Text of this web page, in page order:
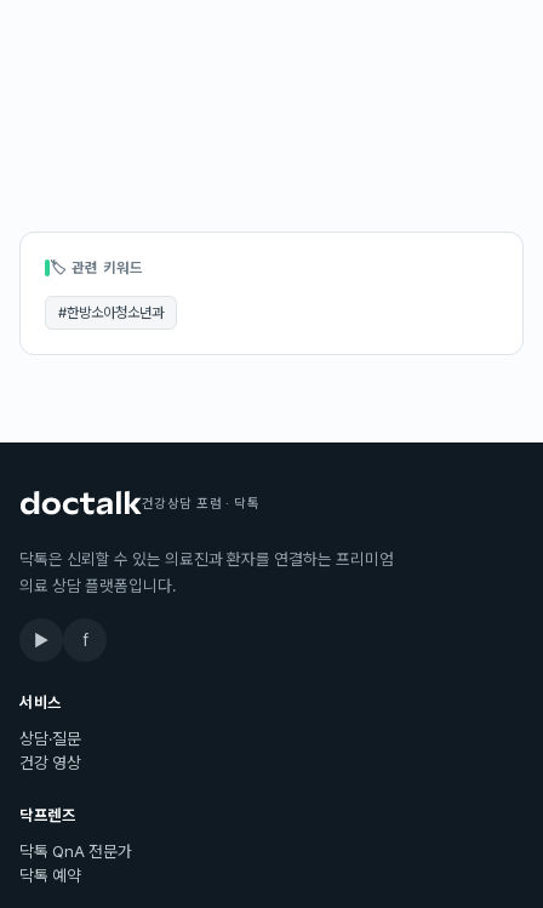
🏷 관련 키워드
#한방소아청소년과
건강상담 포럼 · 닥톡
닥톡은 신뢰할 수 있는 의료진과 환자를 연결하는 프리미엄
의료 상담 플랫폼입니다.
▶ f
서비스
상담·질문
건강 영상
닥프렌즈
닥톡 QnA 전문가
닥톡 예약